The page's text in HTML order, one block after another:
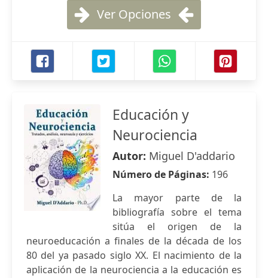
Ver Opciones
Educación y
Neurociencia
Autor: Miguel D'addario
Número de Páginas: 196
La mayor parte de la
bibliografía sobre el tema
sitúa el origen de la
neuroeducación a finales de la década de los
80 del ya pasado siglo XX. El nacimiento de la
aplicación de la neurociencia a la educación es